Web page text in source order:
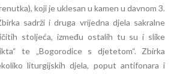
koji je uklesan u kamen u davnom 3.
sadrži i druga vrijedna djela sakralne
stoljeća, između ostalih tu su i slike
te „Bogorodice s djetetom“. Zbirka
liturgijskih djela, poput antifonara i